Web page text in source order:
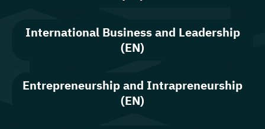
International Business and Leadership
(EN)
Entrepreneurship and Intrapreneurship
(EN)